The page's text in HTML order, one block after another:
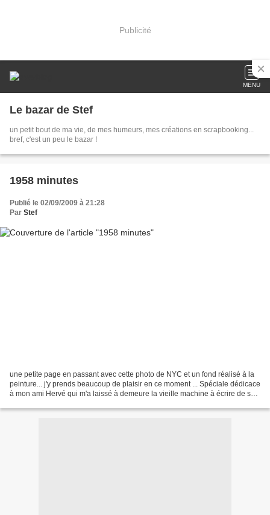
Publicité
MENU
Le bazar de Stef
un petit bout de ma vie, de mes humeurs, mes créations en scrapbooking...
bref, c'est un peu le bazar !
1958 minutes
Publié le 02/09/2009 à 21:28
Par Stef
une petite page en passant avec cette photo de NYC et un fond réalisé à la
peinture... j'y prends beaucoup de plaisir en ce moment ... Spéciale dédicace
à mon ami Hervé qui m'a laissé à demeure la vieille machine à écrire de son